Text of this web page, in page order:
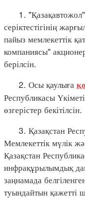
1. "Қазақавтожол"
серіктестігінің
пайыз мемлекеттік
компаниясы"
берілсін.
2. Осы қаулыға
Республикасы
өзгерістер бекітілсін.
3. Қазақстан
Мемлекеттік мүлік
Қазақстан
инфрақұрылымдық
заңнамада
туындайтын қажетті